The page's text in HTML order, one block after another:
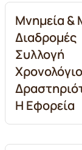
Μνημεία &
Διαδρομές
Συλλογή
Χρονολόγιο
Η Εφορεία